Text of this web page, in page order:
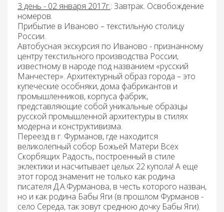
3 день - 02 января 2017г.: Завтрак. Освобождение
номеров.
Прибытие в Иваново – текстильную столицу
России.
Автобусная экскурсия по Иваново - признанному
центру текстильного производства России,
известному в народе под названием «русский
Манчестер». Архитектурный образ города – это
купеческие особняки, дома фабрикантов и
промышленников, корпуса фабрик,
представляющие собой уникальные образцы
русской промышленной архитектуры в стилях
модерна и конструктивизма.
Переезд в г. Фурманов, где находится
великолепный собор Божьей Матери Всех
Скорбящих Радость, построенный в стиле
эклектики и насчитывает целых 22 купола! А еще
этот город знаменит не только как родина
писателя Д.А.Фурманова, в честь которого назван,
но и как родина Бабы Яги (в прошлом Фурманов -
село Середа, так зовут среднюю дочку Бабы Яги).